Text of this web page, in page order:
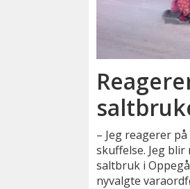
– Jeg reagerer
skuffelse. Jeg
saltbruk i
nyvalgte